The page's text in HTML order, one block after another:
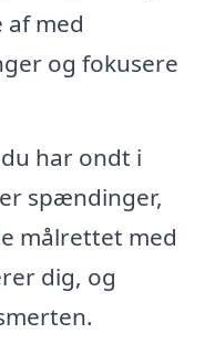
med
og fokusere
har ondt i
spændinger,
målrettet med
dig, og